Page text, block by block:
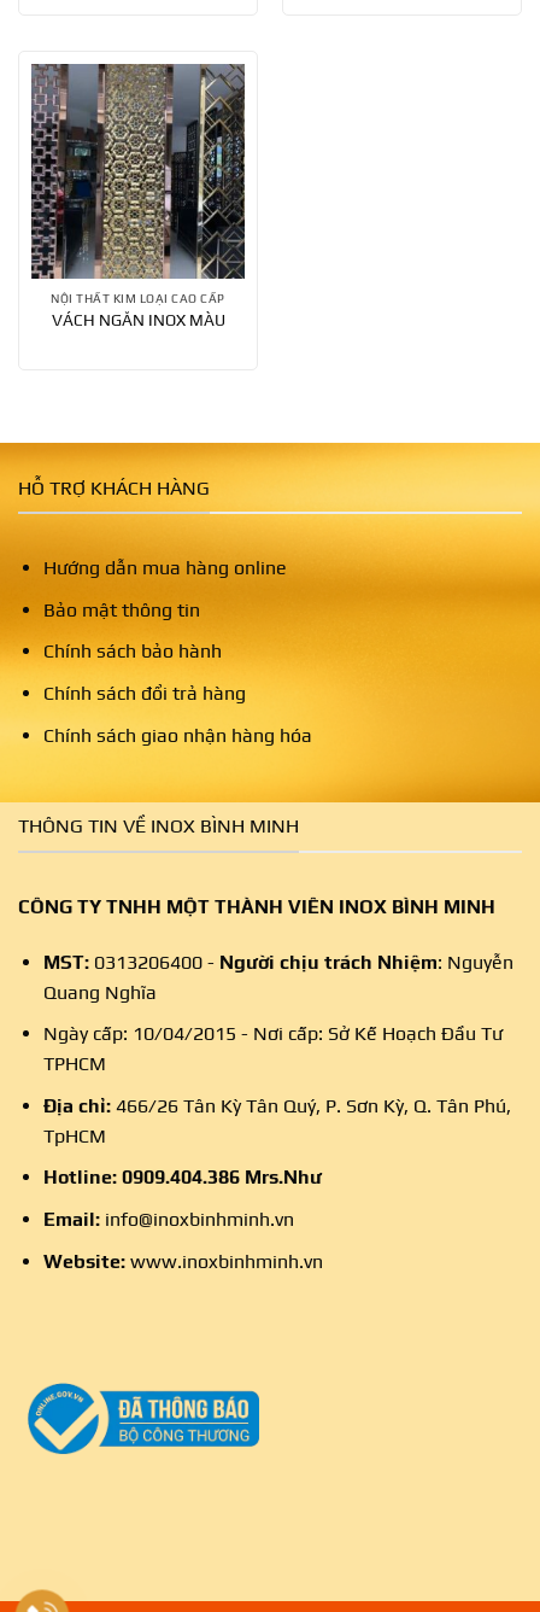
NỘI THẤT KIM LOẠI CAO CẤP
VÁCH NGĂN INOX MÀU
HỖ TRỢ KHÁCH HÀNG
Hướng dẫn mua hàng online
Bảo mật thông tin
Chính sách bảo hành
Chính sách đổi trả hàng
Chính sách giao nhận hàng hóa
THÔNG TIN VỀ INOX BÌNH MINH
CÔNG TY TNHH MỘT THÀNH VIÊN INOX BÌNH MINH
MST:0313206400 - Người chịu trách Nhiệm: Nguyễn
Quang Nghĩa
Ngày cấp: 10/04/2015 - Nơi cấp: Sở Kế Hoạch Đầu Tư
TPHCM
Địa chỉ:466/26 Tân Kỳ Tân Quý, P. Sơn Kỳ, Q. Tân Phú,
TpHCM
Hotline: 0909.404.386Mrs.Như
Email: info@inoxbinhminh.vn
Website: www.inoxbinhminh.vn